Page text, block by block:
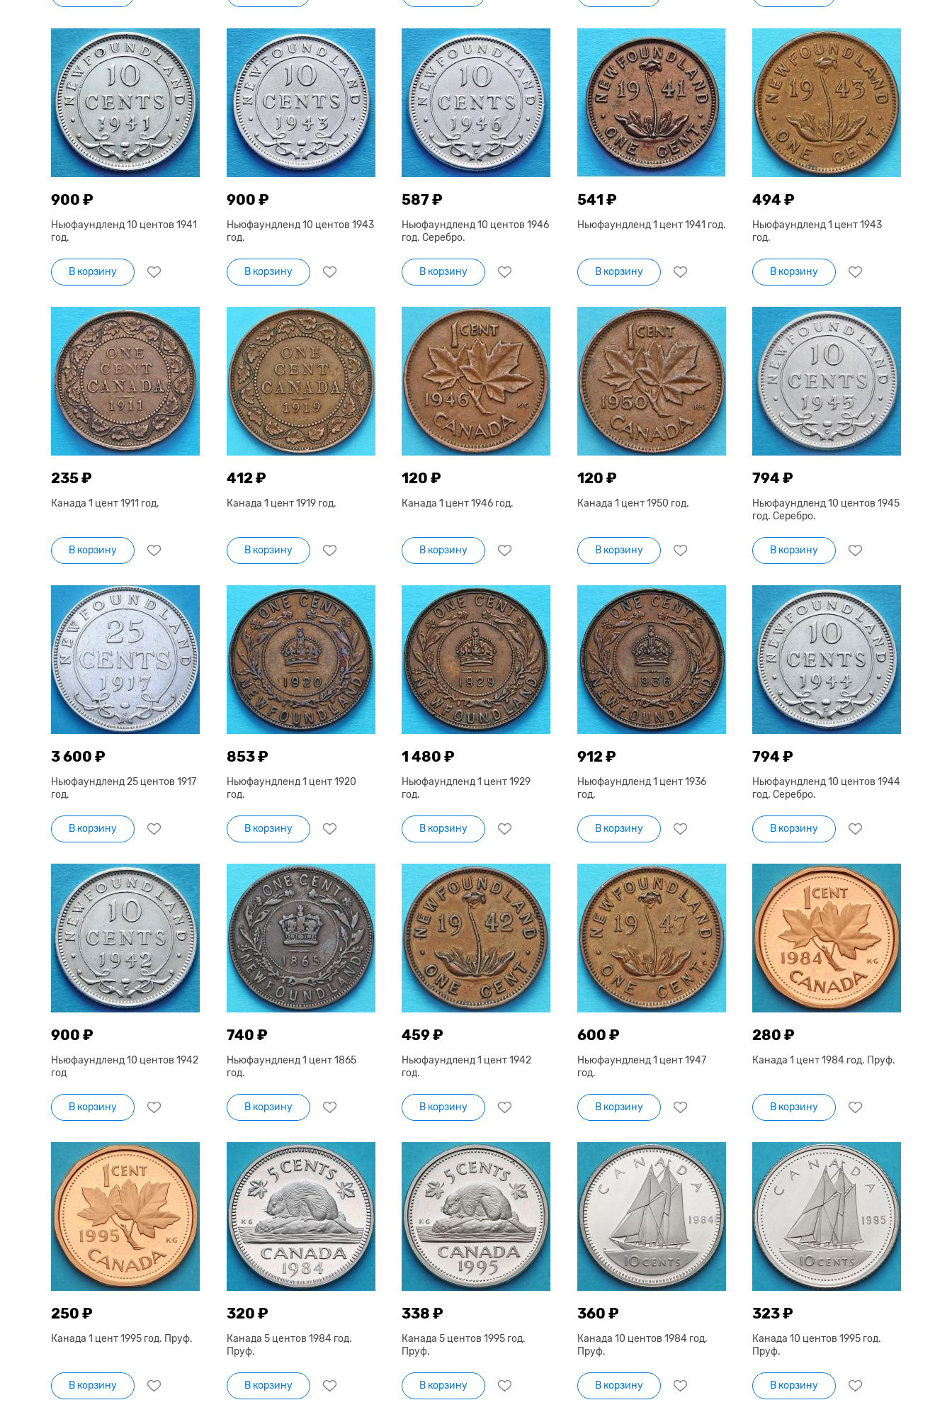
900 ₽
Ньюфаундленд 10 центов 1941
год.
В корзину
900 ₽
Ньюфаундленд 10 центов 1943
год.
В корзину
587 ₽
Ньюфаундленд 10 центов 1946
год. Серебро.
В корзину
541 ₽
Ньюфаундленд 1 цент 1941 год.
В корзину
494 ₽
Ньюфаундленд 1 цент 1943
год.
В корзину
235 ₽
Канада 1 цент 1911 год.
В корзину
412 ₽
Канада 1 цент 1919 год.
В корзину
120 ₽
Канада 1 цент 1946 год.
В корзину
120 ₽
Канада 1 цент 1950 год.
В корзину
794 ₽
Ньюфаундленд 10 центов 1945
год. Серебро.
В корзину
3 600 ₽
Ньюфаундленд 25 центов 1917
год.
В корзину
853 ₽
Ньюфаундленд 1 цент 1920
год.
В корзину
1 480 ₽
Ньюфаундленд 1 цент 1929
год.
В корзину
912 ₽
Ньюфаундленд 1 цент 1936
год.
В корзину
794 ₽
Ньюфаундленд 10 центов 1944
год. Серебро.
В корзину
900 ₽
Ньюфаундленд 10 центов 1942
год
В корзину
740 ₽
Ньюфаундленд 1 цент 1865
год.
В корзину
459 ₽
Ньюфаундленд 1 цент 1942
год.
В корзину
600 ₽
Ньюфаундленд 1 цент 1947
год.
В корзину
280 ₽
Канада 1 цент 1984 год. Пруф.
В корзину
250 ₽
Канада 1 цент 1995 год. Пруф.
В корзину
320 ₽
Канада 5 центов 1984 год.
Пруф.
В корзину
338 ₽
Канада 5 центов 1995 год.
Пруф.
В корзину
360 ₽
Канада 10 центов 1984 год.
Пруф.
В корзину
323 ₽
Канада 10 центов 1995 год.
Пруф.
В корзину